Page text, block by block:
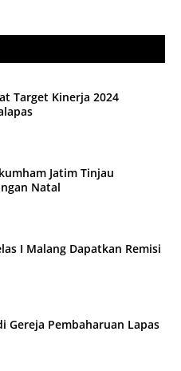
Target Kinerja 2024
Jatim Tinjau
Natal
I Malang Dapatkan Remisi
Gereja Pembaharuan Lapas